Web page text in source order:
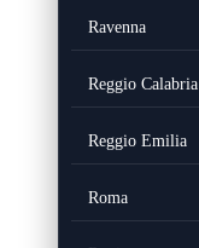
Ravenna
Reggio Calabria
Reggio Emilia
Roma